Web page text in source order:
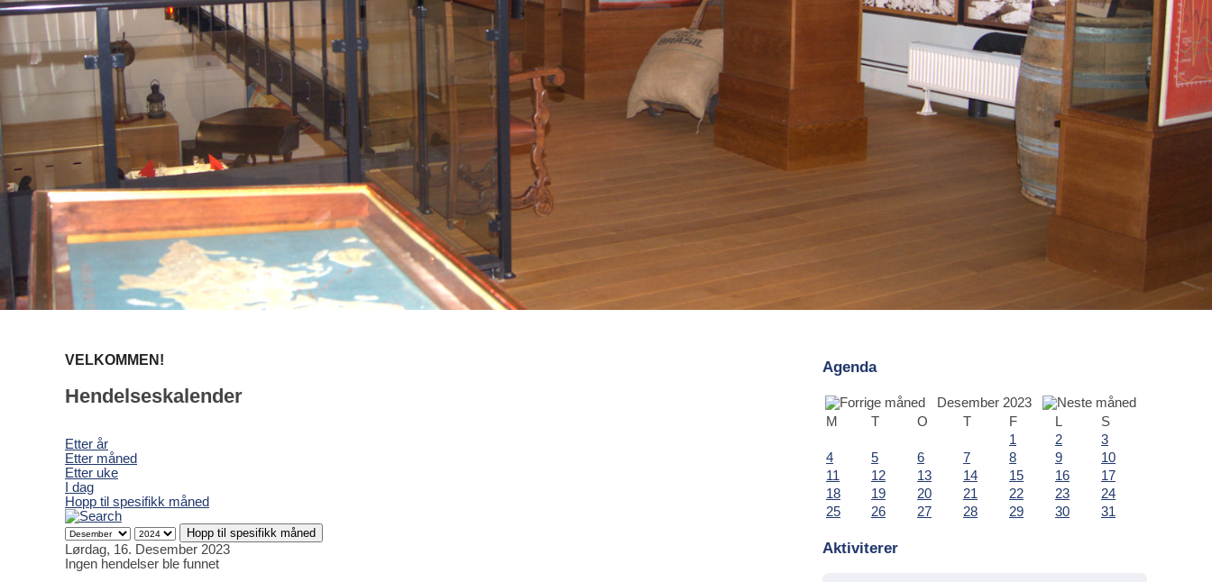
VELKOMMEN!
Hendelseskalender
Etter år
Etter måned
Etter uke
I dag
Hopp til spesifikk måned
Hopp til spesifikk måned
Lørdag, 16. Desember 2023
Ingen hendelser ble funnet
Agenda
Desember 2023
M
T O T F L
S
1
2
3
4
5 6 7 8 9
10
11
12 13 14 15 16
17
18
19 20 21 22 23
24
25
26 27 28 29 30 31
Aktiviterer